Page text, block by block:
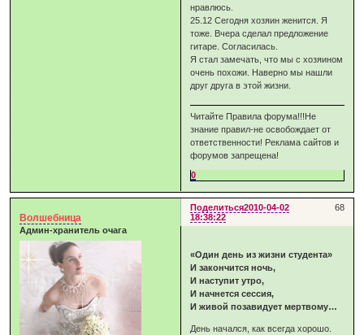
нравлюсь.
25.12 Сегодня хозяин женится. Я
тоже. Вчера сделал предложение
гитаре. Согласилась.
Я стал замечать, что мы с хозяином
очень похожи. Наверно мы нашли
друг друга в этой жизни.
Читайте Правила форума!!!Не
знание правил-не освобождает от
ответственности! Реклама сайтов и
форумов запрещена!
0
Поделиться 68
2010-04-02
18:38:22
Волшебница
Админ-хранитель очага
«Один день из жизни студента»
И закончится ночь,
И наступит утро,
И начнется сессия,
И живой позавидует мертвому…
День начался, как всегда хорошо.